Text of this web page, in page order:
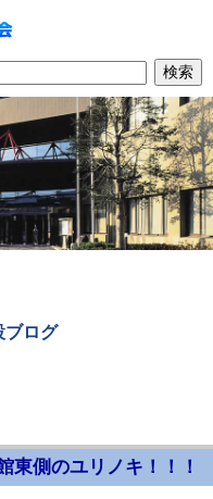
ブログ
東側のユリノキ！！！